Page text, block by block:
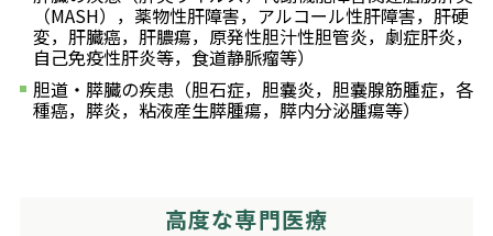
（MASH），薬物性肝障害，アルコール性肝障害，肝硬
変，肝臓癌，肝膿瘍，原発性胆汁性胆管炎，劇症肝炎，
自己免疫性肝炎等，食道静脈瘤等）
胆道・膵臓の疾患（胆石症，胆嚢炎，胆嚢腺筋腫症，各
種癌，膵炎，粘液産生膵腫瘍，膵内分泌腫瘍等）
高度な専門医療